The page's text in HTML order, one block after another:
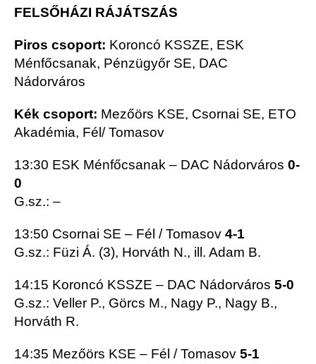
FELSŐHÁZI RÁJÁTSZÁS
Piros csoport: Koroncó KSSZE, ESK
Ménfőcsanak, Pénzügyőr SE, DAC
Nádorváros
Kék csoport: Mezőörs KSE, Csornai SE, ETO
Akadémia, Fél/ Tomasov
13:30 ESK Ménfőcsanak – DAC Nádorváros 0-
0
G.sz.: –
13:50 Csornai SE – Fél / Tomasov 4-1
G.sz.: Füzi Á. (3), Horváth N., ill. Adam B.
14:15 Koroncó KSSZE – DAC Nádorváros 5-0
G.sz.: Veller P., Görcs M., Nagy P., Nagy B.,
Horváth R.
14:35 Mezőörs KSE – Fél / Tomasov 5-1